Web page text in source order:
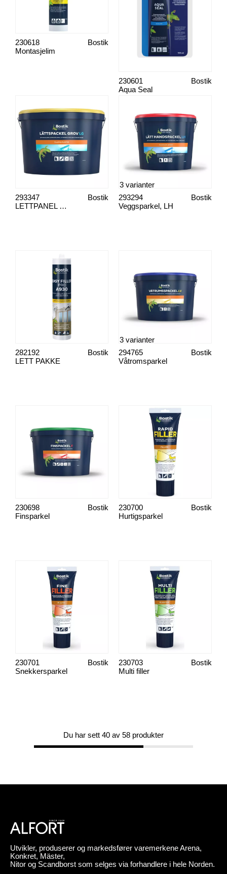
Montasjelim
Bostik
230618
Aqua Seal
Bostik
230601
LETTPANEL GROV
Bostik
293347
Veggsparkel, LH
Bostik
293294
3 varianter
LETT PAKKE
Bostik
282192
Våtromsparkel
Bostik
294765
3 varianter
Finsparkel
Bostik
230698
Hurtigsparkel
Bostik
230700
Snekkersparkel
Bostik
230701
Multi filler
Bostik
230703
Du har sett 40 av 58 produkter
Utvikler, produserer og markedsfører varemerkene Arena,
Konkret, Mäster,
Nitor og Scandborst som selges via forhandlere i hele Norden.